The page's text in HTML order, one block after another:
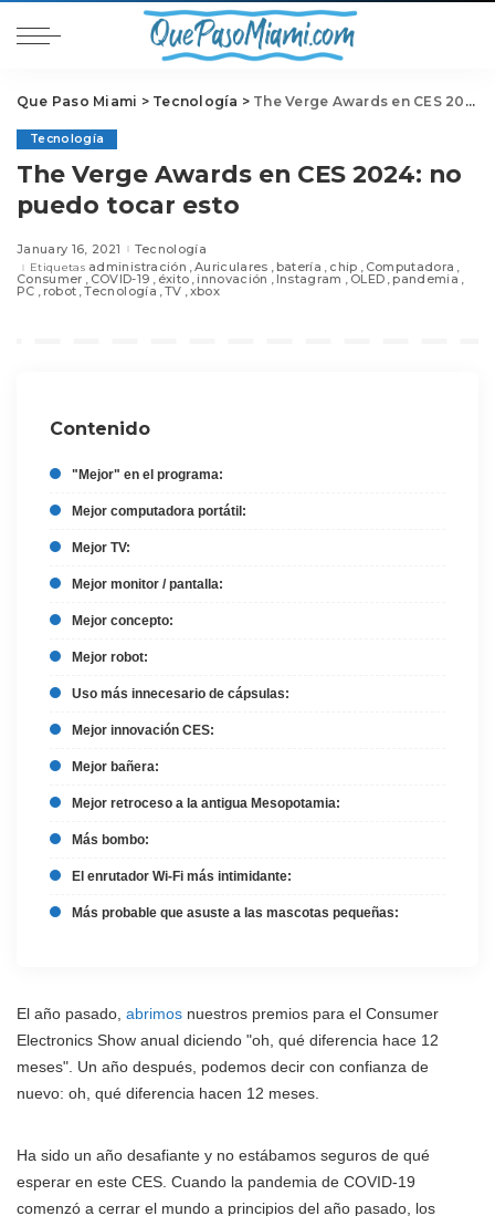
Que Paso Miami > Tecnología > The Verge Awards en CES 2024: no puedo tocar esto
Tecnología
The Verge Awards en CES 2024: no
puedo tocar esto
January 16, 2021 Tecnología
Etiquetas administración Auriculares batería chip Computadora
Consumer COVID-19 éxito innovación Instagram OLED pandemia
PC robot Tecnología TV xbox
Contenido
"Mejor" en el programa:
Mejor computadora portátil:
Mejor TV:
Mejor monitor / pantalla:
Mejor concepto:
Mejor robot:
Uso más innecesario de cápsulas:
Mejor innovación CES:
Mejor bañera:
Mejor retroceso a la antigua Mesopotamia:
Más bombo:
El enrutador Wi-Fi más intimidante:
Más probable que asuste a las mascotas pequeñas:
El año pasado, abrimos nuestros premios para el Consumer
Electronics Show anual diciendo "oh, qué diferencia hace 12
meses". Un año después, podemos decir con confianza de
nuevo: oh, qué diferencia hacen 12 meses.
Ha sido un año desafiante y no estábamos seguros de qué
esperar en este CES. Cuando la pandemia de COVID-19
comenzó a cerrar el mundo a principios del año pasado, los